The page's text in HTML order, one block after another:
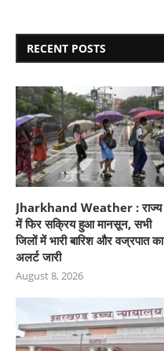
RECENT POSTS
Jharkhand Weather : राज्य
में फिर सक्रिय हुआ मानसून, सभी
जिलों में भारी बारिश और वज्रपात का
अलर्ट जारी
August 8, 2026